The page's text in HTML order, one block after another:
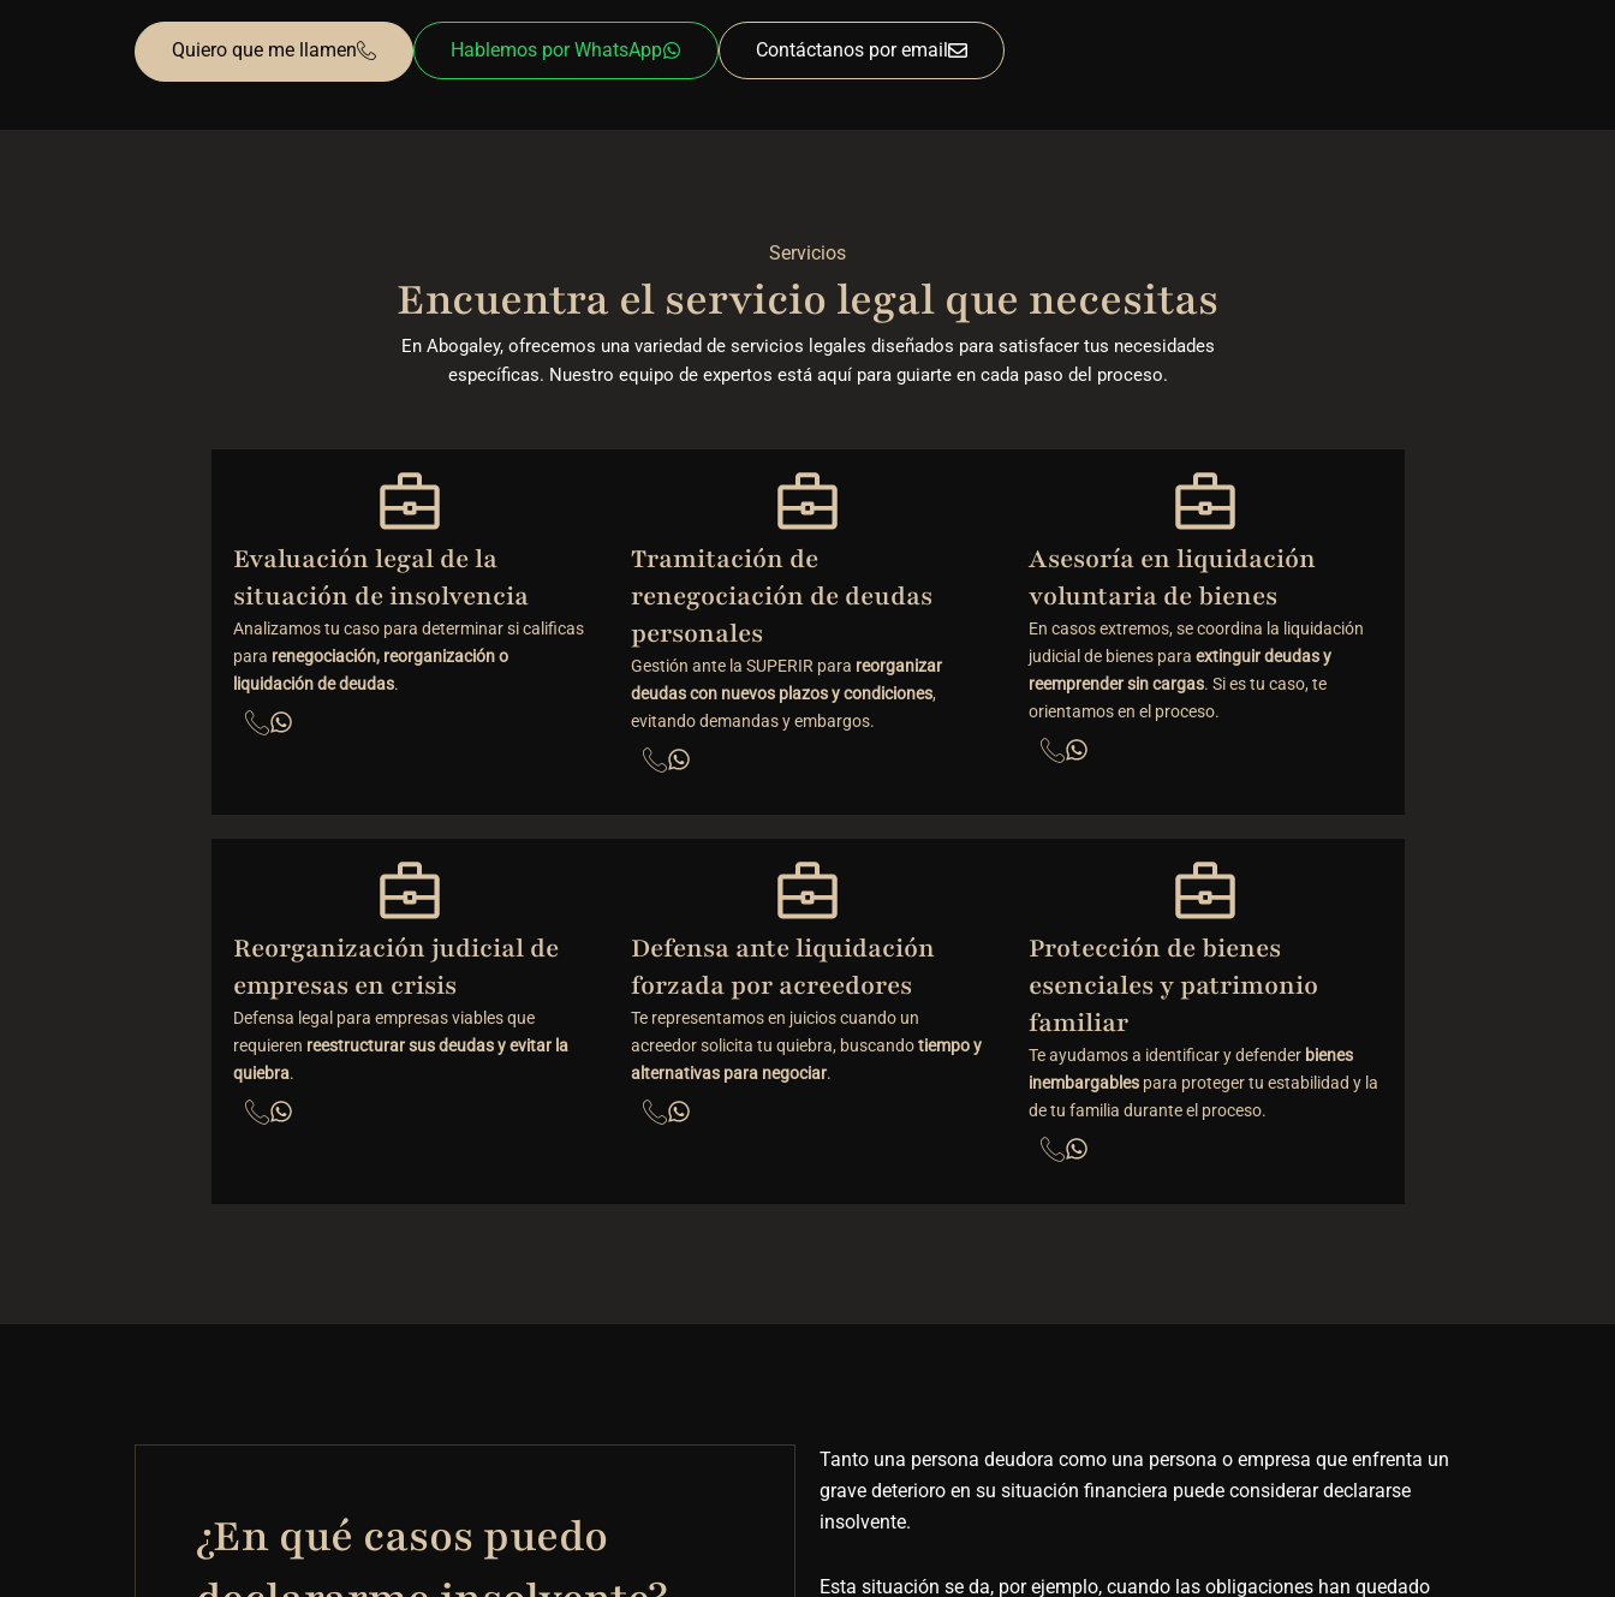
Quiero que me llamen Hablemos por WhatsApp Contáctanos por email
Servicios
Encuentra el servicio legal que necesitas
En Abogaley, ofrecemos una variedad de servicios legales diseñados para satisfacer tus necesidades
específicas. Nuestro equipo de expertos está aquí para guiarte en cada paso del proceso.
Evaluación legal de la
situación de insolvencia
Analizamos tu caso para determinar si calificas
para renegociación, reorganización o
liquidación de deudas.
Tramitación de
renegociación de deudas
personales
Gestión ante la SUPERIR para reorganizar
deudas con nuevos plazos y condiciones,
evitando demandas y embargos.
Asesoría en liquidación
voluntaria de bienes
En casos extremos, se coordina la liquidación
judicial de bienes para extinguir deudas y
reemprender sin cargas. Si es tu caso, te
orientamos en el proceso.
Reorganización judicial de
empresas en crisis
Defensa legal para empresas viables que
requieren reestructurar sus deudas y evitar la
quiebra.
Defensa ante liquidación
forzada por acreedores
Te representamos en juicios cuando un
acreedor solicita tu quiebra, buscandotiempo y
alternativas para negociar.
Protección de bienes
esenciales y patrimonio
familiar
Te ayudamos a identificar y defender bienes
inembargablespara proteger tu estabilidad y la
de tu familia durante el proceso.
¿En qué casos puedo
Tanto una persona deudora como una persona o empresa que enfrenta un
grave deterioro en su situación financiera puede considerar declararse
insolvente.
Esta situación se da, por ejemplo, cuando las obligaciones han quedado